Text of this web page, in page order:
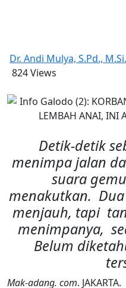
Dr. Andi Mulya, S.Pd., M.Si.
824 Views
Detik-detik
menimpa jalan
suara
menakutkan.
menjauh, tapi
menimpanya,
Belum
Mak-adang. com. JAKARTA.